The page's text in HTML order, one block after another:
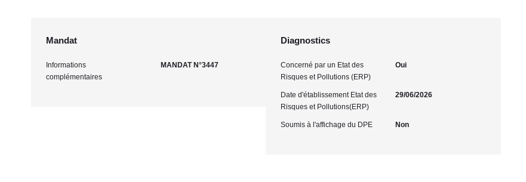
Mandat
Informations
complémentaires
MANDAT N°3447
Diagnostics
Concerné par un Etat des
Risques et Pollutions (ERP)
Oui
Date d'établissement Etat des
Risques et Pollutions(ERP)
29/06/2026
Soumis à l'affichage du DPE Non